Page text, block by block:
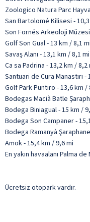
Zoologico Natura Parc
San Bartolomé Kilisesi -
Son Fornés Arkeoloji
Golf Son Gual - 13 km / 8,1 mi
Savaş Alanı - 13,1 km / 8,1 mi
Ca sa Padrina - 13,2 km / 8,2
Santuari de Cura Manastırı
Golf Park Puntiro - 13,6 km /
Bodegas Macià Batle
Bodega Biniagual - 15 km /
Bodega Son Campaner -
Bodega Ramanyà
Amok - 15,4 km / 9,6 mi
En yakın havaalanı Palma
Ücretsiz otopark vardır.